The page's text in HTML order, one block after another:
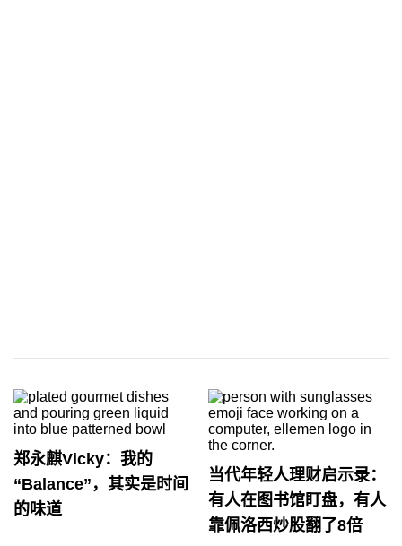
郑永麒Vicky：我的
“Balance”，其实是时间
的味道
当代年轻人理财启示录：
有人在图书馆盯盘，有人
靠佩洛西炒股翻了8倍